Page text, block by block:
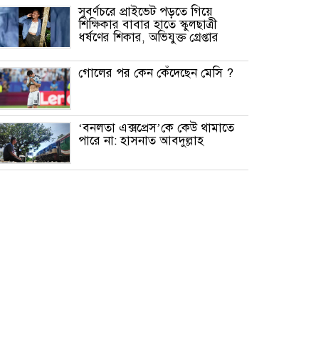
সুবর্ণচরে প্রাইভেট পড়তে গিয়ে
শিক্ষিকার বাবার হাতে স্কুলছাত্রী
ধর্ষণের শিকার, অভিযুক্ত গ্রেপ্তার
গোলের পর কেন কেঁদেছেন মেসি ?
‘বনলতা এক্সপ্রেস’কে কেউ থামাতে
পারে না: হাসনাত আবদুল্লাহ